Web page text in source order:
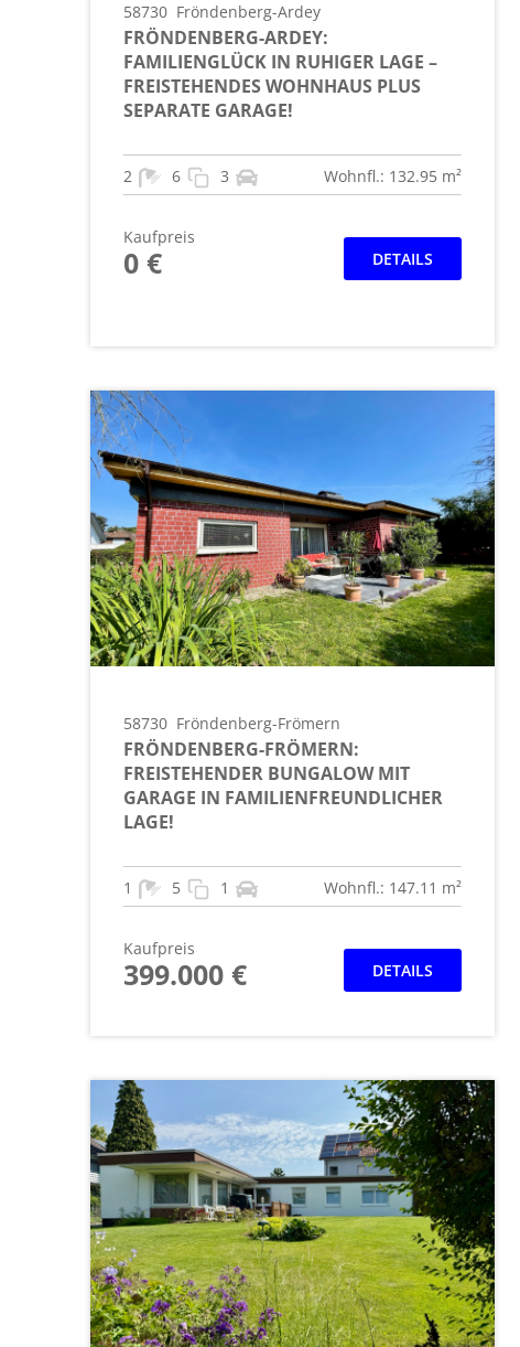
58730 Fröndenberg-Ardey
FRÖNDENBERG-ARDEY:
FAMILIENGLÜCK IN RUHIGER LAGE –
FREISTEHENDES WOHNHAUS PLUS
SEPARATE GARAGE!
2 6 3 Wohnfl.: 132.95 m²
Kaufpreis
0 € DETAILS
58730 Fröndenberg-Frömern
FRÖNDENBERG-FRÖMERN:
FREISTEHENDER BUNGALOW MIT
GARAGE IN FAMILIENFREUNDLICHER
LAGE!
1 5 1 Wohnfl.: 147.11 m²
Kaufpreis
399.000 € DETAILS